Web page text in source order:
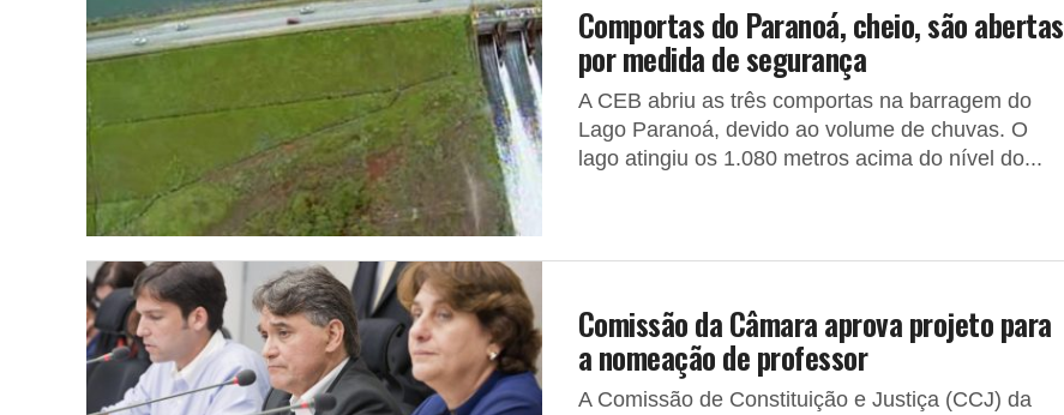
Comportas do Paranoá, cheio, são abertas
por medida de segurança
A CEB abriu as três comportas na barragem do
Lago Paranoá, devido ao volume de chuvas. O
lago atingiu os 1.080 metros acima do nível do...
Comissão da Câmara aprova projeto para
a nomeação de professor
A Comissão de Constituição e Justiça (CCJ) da